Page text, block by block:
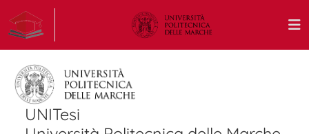
UNITesi